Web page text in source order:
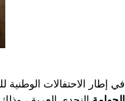
في إطار الاحتفالات الوطنية